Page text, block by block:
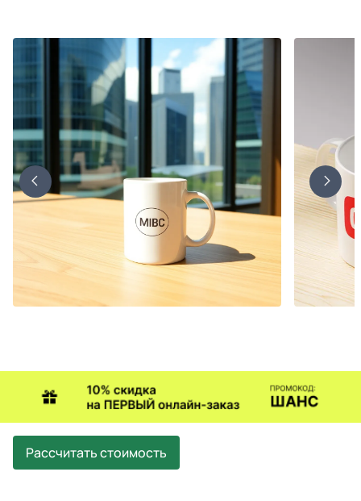
Рассчитать стоимость